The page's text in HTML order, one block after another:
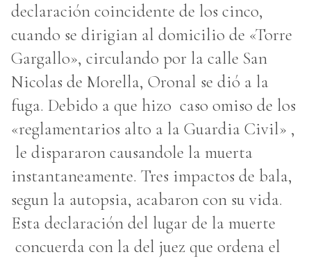
declaración coincidente de los cinco,
cuando se dirigian al domicilio de «Torre
Gargallo», circulando por la calle San
Nicolas de Morella, Oronal se dió a la
fuga. Debido a que hizo caso omiso de los
«reglamentarios alto a la Guardia Civil» ,
le dispararon causandole la muerta
instantaneamente. Tres impactos de bala,
segun la autopsia, acabaron con su vida.
Esta declaración del lugar de la muerte
concuerda con la del juez que ordena el